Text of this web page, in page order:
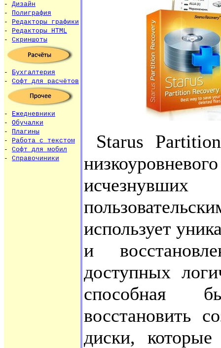
- Дизайн
- Полиграфия
- Редакторы графики
- Редакторы HTML
- Скриншоты
- Бухгалтерия
- Софт для расчётов
- Ежедневники
- Обучалки
- Плагины
- Работа с текстом
- Софт для мобил
- Справочиники
Starus
использует
и
доступных
способная
восстановить
диски,